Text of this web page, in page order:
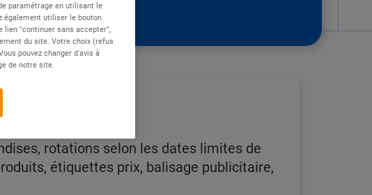
rotations selon les dates limites de
étiquettes prix, balisage publicitaire,
paramétrage en utilisant le
également utiliser le bouton
lien "continuer sans accepter",
du site. Votre choix (refus
pouvez changer d'avis à
de notre site.